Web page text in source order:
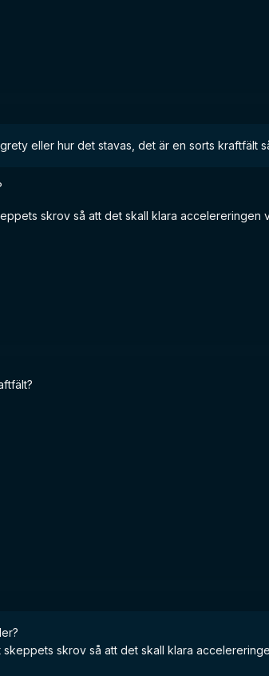
eller hur det stavas, det är en sorts kraftfält
skrov så att det skall klara
skrov så att det skall klara